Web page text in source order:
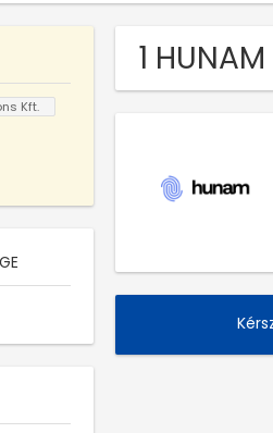
1
Kft.